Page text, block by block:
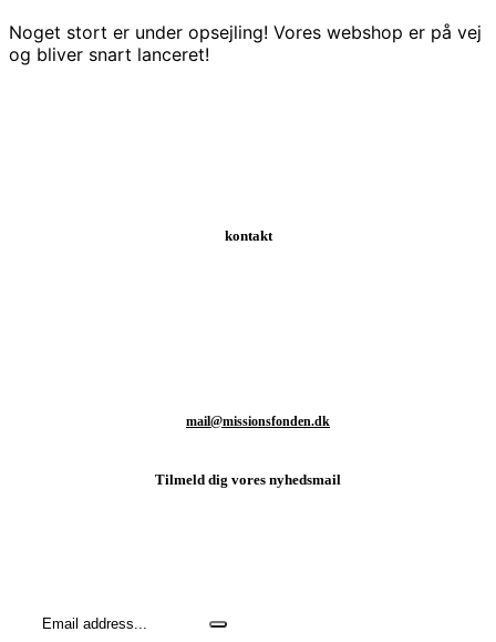
Noget stort er under opsejling! Vores webshop er på vej
og bliver snart lanceret!
kontakt
mail@missionsfonden.dk
Tilmeld dig vores nyhedsmail